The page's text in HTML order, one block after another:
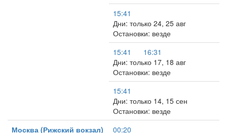
15:41
Дни: только 24, 25 авг
Остановки: везде
15:41
16:31
Дни: только 17, 18 авг
Остановки: везде
15:41
Дни: только 14, 15 сен
Остановки: везде
Москва (Рижский вокзал)
00:20